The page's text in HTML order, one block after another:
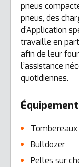
pneus
pneus, des
d’Application
travaille en
afin de leur
l’assistance
quotidiennes.
Bulldozer
Pelles sur